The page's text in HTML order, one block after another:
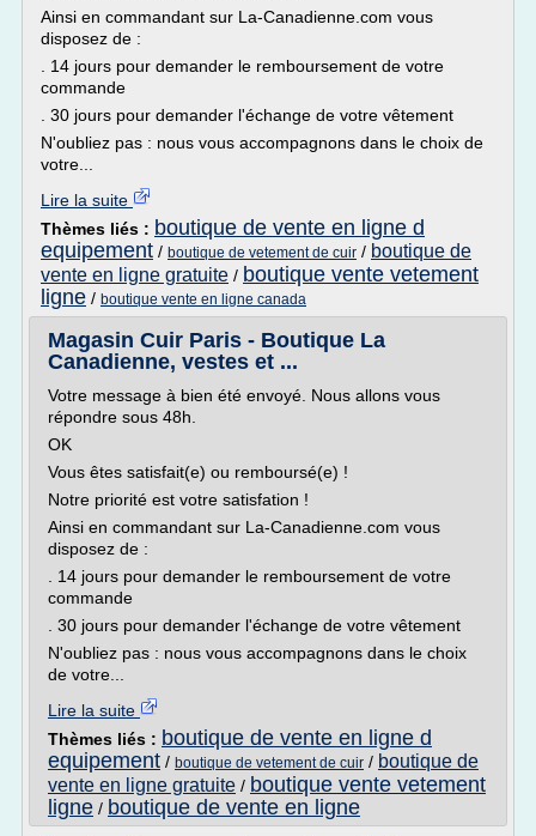
Ainsi en commandant sur La-Canadienne.com vous
disposez de :
. 14 jours pour demander le remboursement de votre
commande
. 30 jours pour demander l'échange de votre vêtement
N'oubliez pas : nous vous accompagnons dans le choix de
votre...
Lire la suite
Thèmes liés : boutique de vente en ligne d
equipement / boutique de vetement de cuir / boutique de
vente en ligne gratuite / boutique vente vetement
ligne / boutique vente en ligne canada
Magasin Cuir Paris - Boutique La
Canadienne, vestes et ...
Votre message à bien été envoyé. Nous allons vous
répondre sous 48h.
OK
Vous êtes satisfait(e) ou remboursé(e) !
Notre priorité est votre satisfation !
Ainsi en commandant sur La-Canadienne.com vous
disposez de :
. 14 jours pour demander le remboursement de votre
commande
. 30 jours pour demander l'échange de votre vêtement
N'oubliez pas : nous vous accompagnons dans le choix
de votre...
Lire la suite
Thèmes liés : boutique de vente en ligne d
equipement / boutique de vetement de cuir / boutique de
vente en ligne gratuite / boutique vente vetement
ligne / boutique de vente en ligne